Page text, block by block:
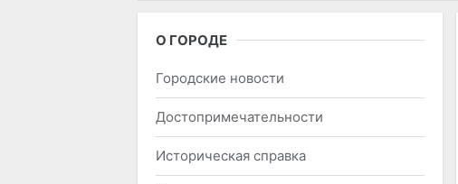
О ГОРОДЕ
Городские новости
Достопримечательности
Историческая справка